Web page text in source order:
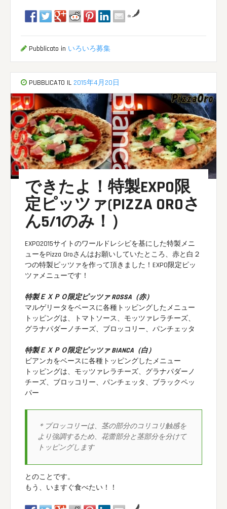
da
Pubblicato in いろいろ募集
PUBBLICATO IL 2015年4月20日
できたよ！特製EXPO限
定ピッツァ(PIZZA OROさ
ん5/1のみ！）
EXPO2015サイトのワールドレシピを基にした特製メニ
ューをPizza Oroさんはお願いしていたところ、赤と白２
つの特製ピッツァを作って頂きました！EXPO限定ピッ
ツァメニューです！
特製ＥＸＰＯ限定ピッツァ ROSSA（赤）
マルゲリータをベースに各種トッピングしたメニュー
トッピングは、トマトソース、モッツァレラチーズ、
グラナパダーノチーズ、ブロッコリー、パンチェッタ
特製ＥＸＰＯ限定ピッツァ BIANCA（白）
ビアンカをベースに各種トッピングしたメニュー
トッピングは、モッツァレラチーズ、グラナパダーノ
チーズ、ブロッコリー、パンチェッタ、ブラックペッ
パー
＊ブロッコリーは、茎の部分のコリコリ触感を
より強調するため、花蕾部分と茎部分を分けて
トッピングします
とのことです。
もう、いますぐ食べたい！！